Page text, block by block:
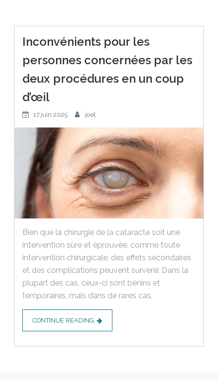
Inconvénients pour les
personnes concernées par les
deux procédures en un coup
d’œil
17 juin 2025 joel
Bien que la chirurgie de la cataracte soit une
intervention sûre et éprouvée, comme toute
intervention chirurgicale, des effets secondaires
et des complications peuvent survenir. Dans la
plupart des cas, ceux-ci sont bénins et
temporaires, mais dans de rares cas,
CONTINUE READING